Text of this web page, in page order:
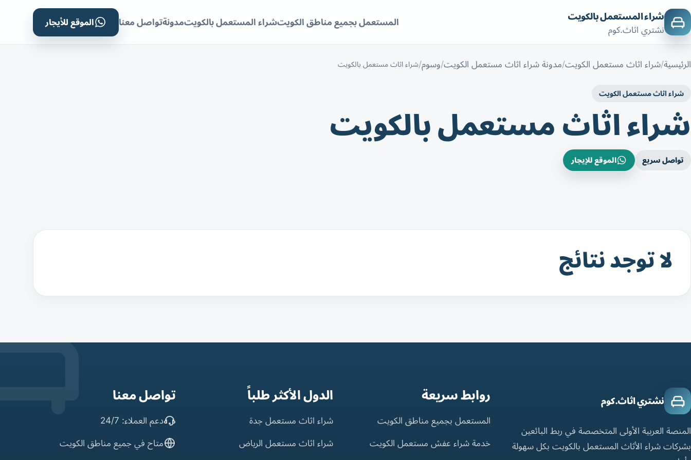
شراء المستعمل بالكويت
نشتري اثاث.كوم
المستعمل بجميع مناطق الكويتشراء المستعمل بالكويتمدونةتواصل معنا الموقع للأيجار
الرئيسية شراء اثاث مستعمل الكويت مدونة شراء اثاث مستعمل الكويت وسوم شراء اثاث مستعمل بالكويت
شراء اثاث مستعمل الكويت
شراء اثاث مستعمل بالكويت
تواصل سريع الموقع للإيجار
لا توجد نتائج
نشتري اثاث.كوم
المنصة العربية الأولى المتخصصة في ربط البائعين
بشركات شراء الأثاث المستعمل بالكويت بكل سهولة
روابط سريعة
المستعمل بجميع مناطق الكويت
خدمة شراء عفش مستعمل الكويت
الدول الأكثر طلباً
شراء اثاث مستعمل جدة
شراء اثاث مستعمل الرياض
تواصل معنا
دعم العملاء: 24/7
متاح في جميع مناطق الكويت